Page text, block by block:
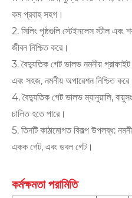
কম প্রবাহ সহগ।
2. সিলিং পৃষ্ঠগুলি স্টেইনলেস স্টীল এবং
জীবন নিশ্চিত করে।
3. বৈদ্যুতিক গেট ভালভ নমনীয় গ্রাফাইট
এবং সহজ, নমনীয় অপারেশন নিশ্চিত
4. বৈদ্যুতিক গেট ভালভ ম্যানুয়ালি,
চালিত হতে পারে।
5. তিনটি কাঠামোগত বিকল্প উপলব্ধ:
একক গেট, এবং ডবল গেট।
কর্মক্ষমতা পরামিতি